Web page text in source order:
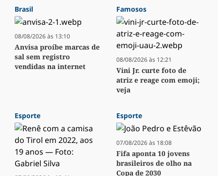
Brasil
08/08/2026 às 13:10
Anvisa proíbe marcas de
sal sem registro
vendidas na internet
Famosos
08/08/2026 às 12:21
Vini Jr. curte foto de
atriz e reage com emoji;
veja
Esporte Esporte
07/08/2026 às 18:08
Fifa aponta 10 jovens
brasileiros de olho na
Copa de 2030